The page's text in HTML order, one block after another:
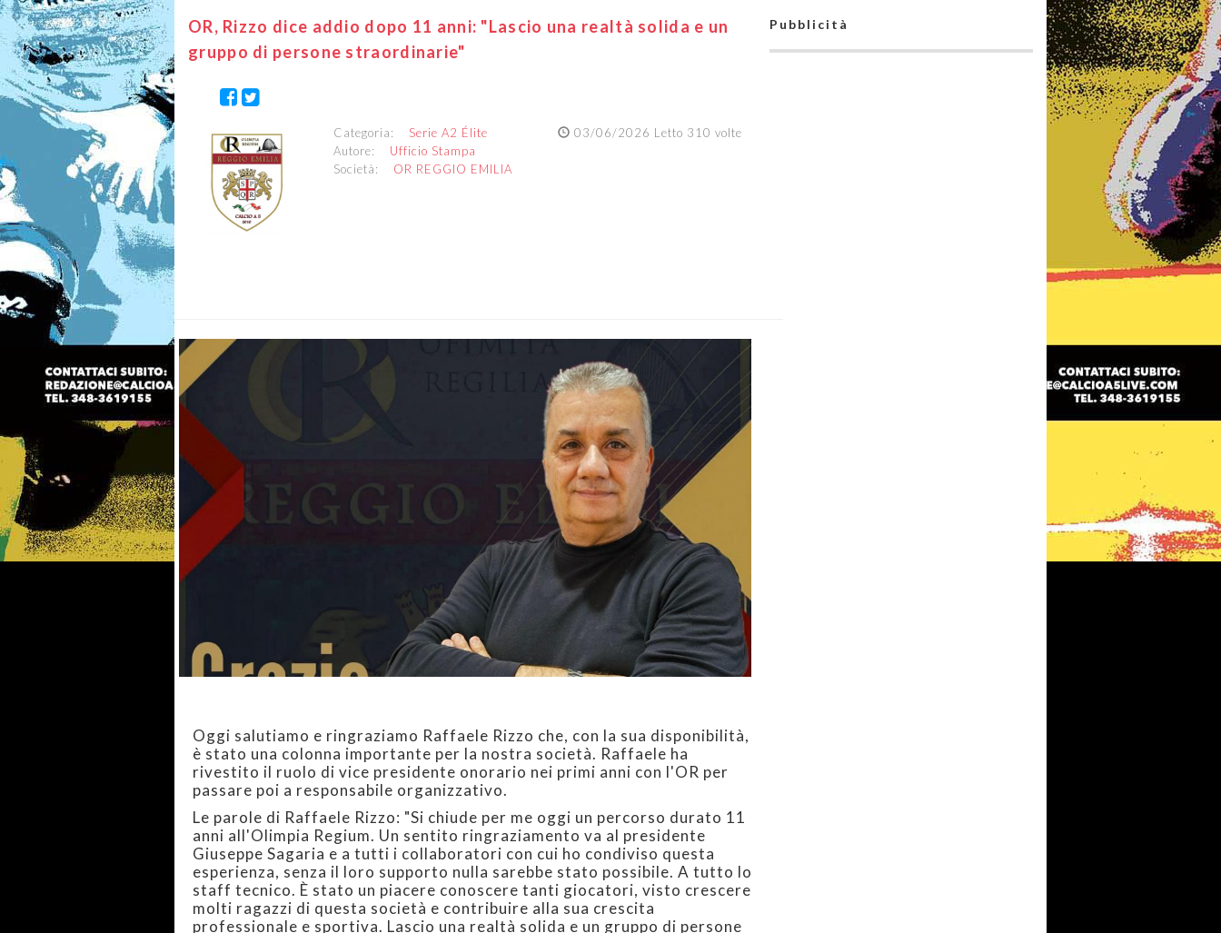
OR, Rizzo dice addio dopo 11 anni: "Lascio una realtà solida e un
gruppo di persone straordinarie"
03/06/2026 Letto 310 volte
Categoria: Serie A2 Élite
Autore: Ufficio Stampa
Società: OR REGGIO EMILIA
Oggi salutiamo e ringraziamo Raffaele Rizzo che, con la sua disponibilità,
è stato una colonna importante per la nostra società. Raffaele ha
rivestito il ruolo di vice presidente onorario nei primi anni con l'OR per
passare poi a responsabile organizzativo.
Le parole di Raffaele Rizzo: "Si chiude per me oggi un percorso durato 11
anni all'Olimpia Regium. Un sentito ringraziamento va al presidente
Giuseppe Sagaria e a tutti i collaboratori con cui ho condiviso questa
esperienza, senza il loro supporto nulla sarebbe stato possibile. A tutto lo
staff tecnico. È stato un piacere conoscere tanti giocatori, visto crescere
molti ragazzi di questa società e contribuire alla sua crescita
professionale e sportiva. Lascio una realtà solida e un gruppo di persone
Pubblicità